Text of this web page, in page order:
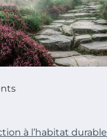
à l’habitat durable